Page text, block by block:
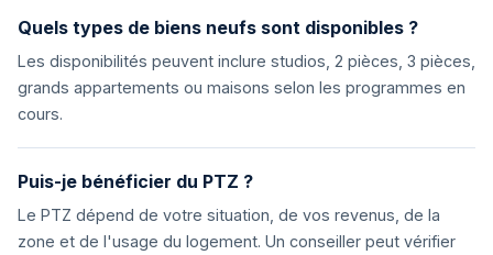
Quels types de biens neufs sont disponibles ?
Les disponibilités peuvent inclure studios, 2 pièces, 3 pièces,
grands appartements ou maisons selon les programmes en
cours.
Puis-je bénéficier du PTZ ?
Le PTZ dépend de votre situation, de vos revenus, de la
zone et de l'usage du logement. Un conseiller peut vérifier